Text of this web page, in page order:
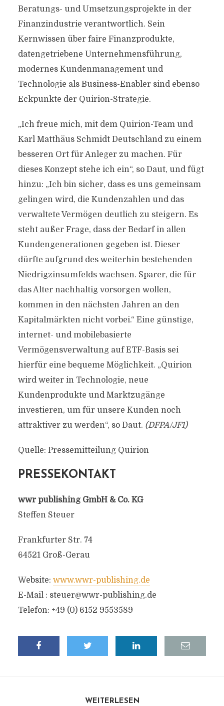
Beratungs- und Umsetzungsprojekte in der
Finanzindustrie verantwortlich. Sein
Kernwissen über faire Finanzprodukte,
datengetriebene Unternehmensführung,
modernes Kundenmanagement und
Technologie als Business-Enabler sind ebenso
Eckpunkte der Quirion-Strategie.
„Ich freue mich, mit dem Quirion-Team und
Karl Matthäus Schmidt Deutschland zu einem
besseren Ort für Anleger zu machen. Für
dieses Konzept stehe ich ein“, so Daut, und fügt
hinzu: „Ich bin sicher, dass es uns gemeinsam
gelingen wird, die Kundenzahlen und das
verwaltete Vermögen deutlich zu steigern. Es
steht außer Frage, dass der Bedarf in allen
Kundengenerationen gegeben ist. Dieser
dürfte aufgrund des weiterhin bestehenden
Niedrigzinsumfelds wachsen. Sparer, die für
das Alter nachhaltig vorsorgen wollen,
kommen in den nächsten Jahren an den
Kapitalmärkten nicht vorbei.“ Eine günstige,
internet- und mobilebasierte
Vermögensverwaltung auf ETF-Basis sei
hierfür eine bequeme Möglichkeit. „Quirion
wird weiter in Technologie, neue
Kundenprodukte und Marktzugänge
investieren, um für unsere Kunden noch
attraktiver zu werden“, so Daut. (DFPA/JF1)
Quelle: Pressemitteilung Quirion
PRESSEKONTAKT
wwr publishing GmbH & Co. KG
Steffen Steuer
Frankfurter Str. 74
64521 Groß-Gerau
Website: www.wwr-publishing.de
E-Mail : steuer@wwr-publishing.de
Telefon: +49 (0) 6152 9553589
WEITERLESEN